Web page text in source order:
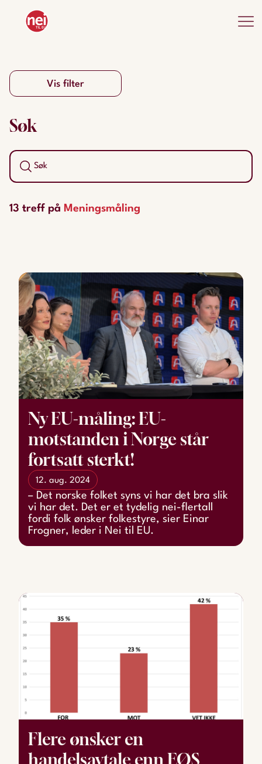
Søk
13 treff på Meningsmåling
Ny EU-måling: EU-
motstanden i Norge står
fortsatt sterkt!
12. aug. 2024
– Det norske folket syns vi har det bra slik
vi har det. Det er et tydelig nei-flertall
fordi folk ønsker folkestyre, sier Einar
Frogner, leder i Nei til EU.
Flere ønsker en
handelsavtale enn EØS
Vis filter